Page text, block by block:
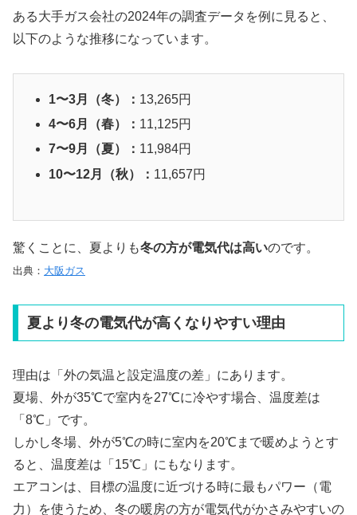
ある大手ガス会社の2024年の調査データを例に見ると、
以下のような推移になっています。
1〜3月（冬）： 13,265円
4〜6月（春）： 11,125円
7〜9月（夏）： 11,984円
10〜12月（秋）： 11,657円
驚くことに、夏よりも冬の方が電気代は高いのです。
出典： 大阪ガス
夏より冬の電気代が高くなりやすい理由
理由は「外の気温と設定温度の差」にあります。
夏場、外が35℃で室内を27℃に冷やす場合、温度差は
「8℃」です。
しかし冬場、外が5℃の時に室内を20℃まで暖めようとす
ると、温度差は「15℃」にもなります。
エアコンは、目標の温度に近づける時に最もパワー（電
力）を使うため、冬の暖房の方が電気代がかさみやすいの